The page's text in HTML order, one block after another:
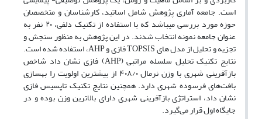
است. جامعه آماری پژوهش شامل اساتید، کارشناسان و متخصصان
حوزه مورد بررسی میباشد که با استفاده از تکنیک دلفی، ۲۰ نفر به
عنوان جامعه نمونه انتخاب شدند. در این پژوهش به منظور سنجش و
تجزیه و تحلیل از مدل های TOPSIS فازی و AHP، استفاده شده است.
نتایج تکنیک تحلیل سلسله مراتبی (AHP) فازی نشان داد شاخص
بازآفرینی شهری با وزن نرمال ۴۰۸/۰ از بیشترین اولویت را بهسازی
بافت‌های فرسوده شهری دارد. همچنین نتایج تکنیک تاپسیس فازی
نشان داد، استراتژی بازآفرینی شهری دارای بالاترین وزن بوده و در
جایگاه اول قرار می‌گیرد.